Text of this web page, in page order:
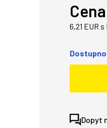
6,21 EUR s
Dopyt